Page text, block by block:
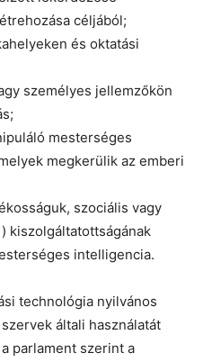
céljából;
és oktatási
személyes jellemzőkön
mesterséges
megkerülik az emberi
szociális vagy
kiszolgáltatottságának
intelligencia.
technológia nyilvános
általi használatát
parlament szerint a